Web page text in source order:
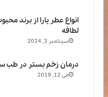
انواع عطر یارا از برند
لطافه
سپتامبر 3, 2024
درمان زخم بستر در طب
می 12, 2019